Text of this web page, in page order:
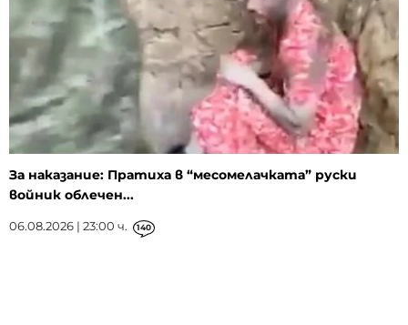
За наказание: Пратиха в “месомелачката” руски
войник облечен...
06.08.2026 | 23:00 ч. 140